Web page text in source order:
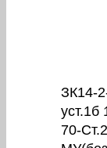
ЗК14-
уст.1б
70-